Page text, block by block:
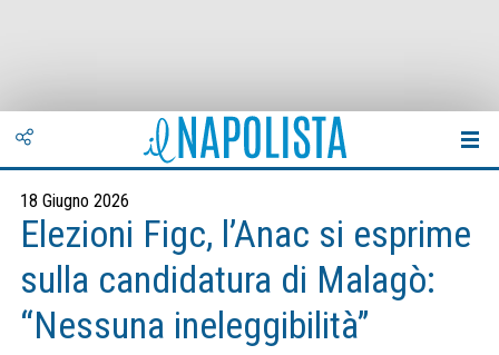
18 Giugno 2026
Elezioni Figc, l’Anac si esprime
sulla candidatura di Malagò:
“Nessuna ineleggibilità”